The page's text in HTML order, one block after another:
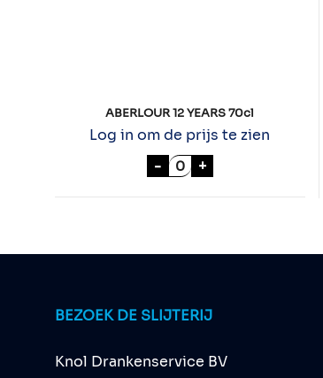
ABERLOUR 12 YEARS 70cl
Log in om de prijs te zien
- ABERLOUR 12
+
BEZOEK DE SLIJTERIJ
Knol Drankenservice BV